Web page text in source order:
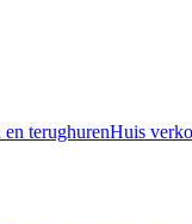
terughurenHuis